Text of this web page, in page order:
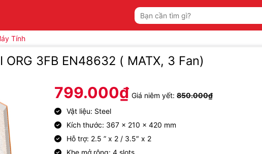
Tìm
kiếm:
Tính
3FB EN48632 ( MATX, 3 Fan)
799.000₫ Giá niêm yết: 850.000₫
Vật liệu: Steel
Kích thước: 367 x 210 x 420 mm
Hỗ trợ: 2.5 ” x 2 / 3.5″ x 2
Khe mở rộng: 4 slots